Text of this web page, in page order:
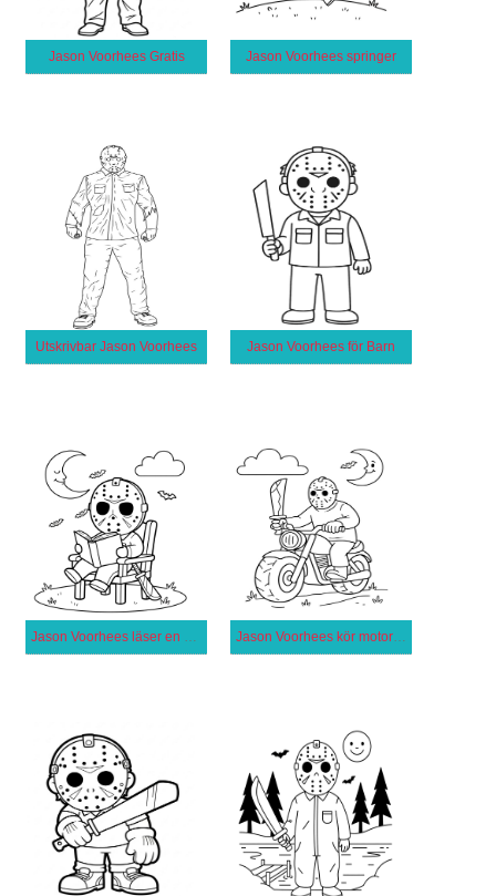
Jason Voorhees Gratis Jason Voorhees springer
Utskrivbar Jason Voorhees Jason Voorhees för Barn
Jason Voorhees läser en bok Jason Voorhees kör motorcykel